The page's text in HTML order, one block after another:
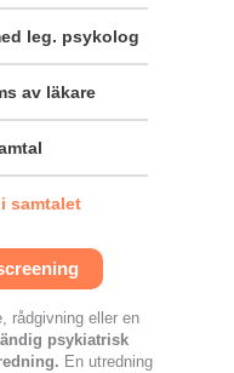
leg. psykolog
av läkare
samtalet
rådgivning eller en
psykiatrisk
En utredning